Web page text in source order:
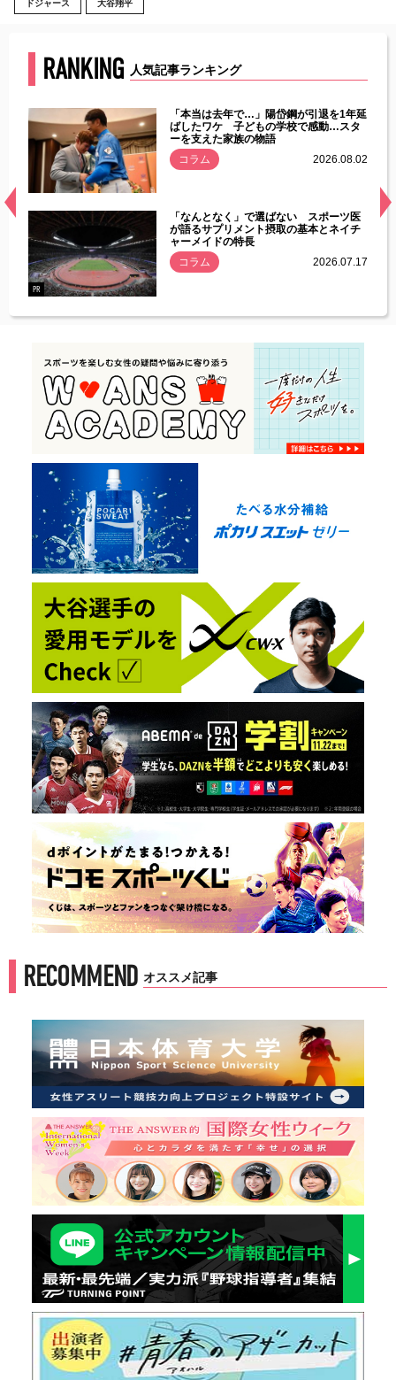
ドジャース 大谷翔平
RANKING 人気記事ランキング
常
「本当は去年で…」陽岱鋼が引退を1年延
ばしたワケ 子どもの学校で感動…スタ
ーを支えた家族の物語
コラム
2026.08.02
PR
「なんとなく」で選ばない スポーツ医
が語るサプリメント摂取の基本とネイチ
ャーメイドの特長
コラム
2026.07.17
RECOMMEND オススメ記事